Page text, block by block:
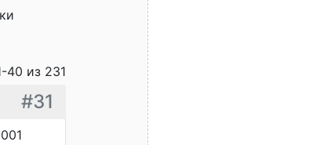
40 из 231
#31